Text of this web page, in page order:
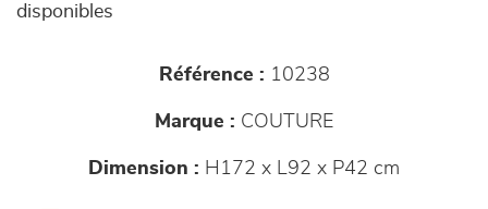
disponibles
Référence : 10238
Marque : COUTURE
Dimension : H172 x L92 x P42 cm